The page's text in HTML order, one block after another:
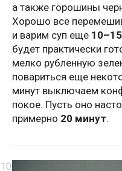
а также горошины
Хорошо все
и варим суп еще
будет практически
мелко рубленную
повариться еще
минут выключаем
покое. Пусть оно
примерно 20 минут.